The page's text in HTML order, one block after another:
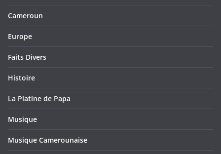
Cameroun
Europe
Faits Divers
Histoire
La Platine de Papa
Musique
Musique Camerounaise